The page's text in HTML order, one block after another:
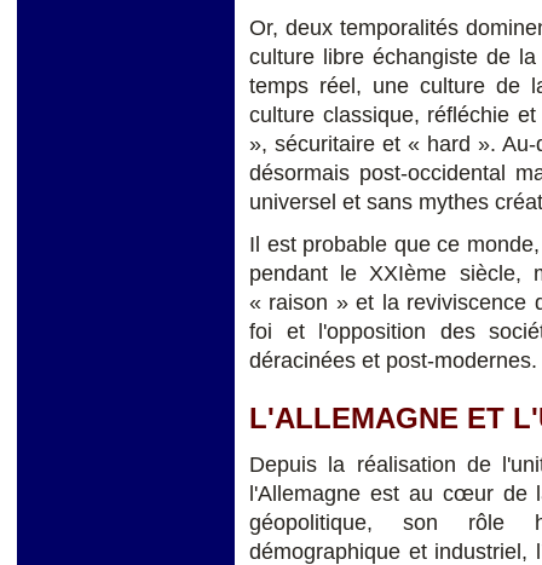
Or, deux temporalités
culture libre échangiste de
temps réel, une culture de
culture classique, réfléchie
», sécuritaire et « hard ».
désormais post-occidental
universel et sans mythes
Il est probable que ce
pendant le XXIème siècle,
« raison » et la reviviscence
foi et l'opposition des
déracinées et post-modernes.
L'ALLEMAGNE ET
Depuis la réalisation de
l'Allemagne est au cœur de
géopolitique, son rôle
démographique et industriel,